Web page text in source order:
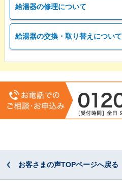
給湯器の修理について
給湯器の交換・取り替えについて
お客さまの声TOPページへ戻る